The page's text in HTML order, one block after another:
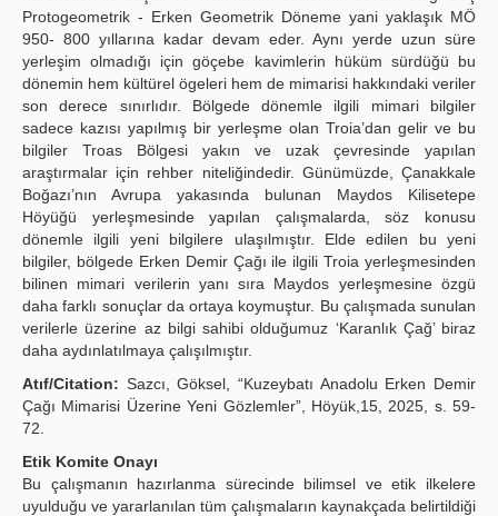
Protogeometrik - Erken Geometrik Döneme yani yaklaşık MÖ
950- 800 yıllarına kadar devam eder. Aynı yerde uzun süre
yerleşim olmadığı için göçebe kavimlerin hüküm sürdüğü bu
dönemin hem kültürel ögeleri hem de mimarisi hakkındaki veriler
son derece sınırlıdır. Bölgede dönemle ilgili mimari bilgiler
sadece kazısı yapılmış bir yerleşme olan Troia’dan gelir ve bu
bilgiler Troas Bölgesi yakın ve uzak çevresinde yapılan
araştırmalar için rehber niteliğindedir. Günümüzde, Çanakkale
Boğazı’nın Avrupa yakasında bulunan Maydos Kilisetepe
Höyüğü yerleşmesinde yapılan çalışmalarda, söz konusu
dönemle ilgili yeni bilgilere ulaşılmıştır. Elde edilen bu yeni
bilgiler, bölgede Erken Demir Çağı ile ilgili Troia yerleşmesinden
bilinen mimari verilerin yanı sıra Maydos yerleşmesine özgü
daha farklı sonuçlar da ortaya koymuştur. Bu çalışmada sunulan
verilerle üzerine az bilgi sahibi olduğumuz ‘Karanlık Çağ’ biraz
daha aydınlatılmaya çalışılmıştır.
Atıf/Citation: Sazcı, Göksel, “Kuzeybatı Anadolu Erken Demir
Çağı Mimarisi Üzerine Yeni Gözlemler”, Höyük,15, 2025, s. 59-
72.
Etik Komite Onayı
Bu çalışmanın hazırlanma sürecinde bilimsel ve etik ilkelere
uyulduğu ve yararlanılan tüm çalışmaların kaynakçada belirtildiği